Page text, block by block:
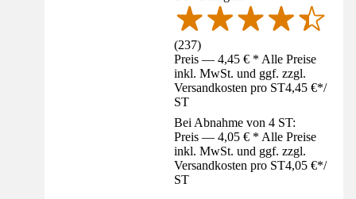
(237)
Preis — 4,45 € * Alle Preise
inkl. MwSt. und ggf. zzgl.
Versandkosten pro ST4,45 €*/
ST
Bei Abnahme von 4 ST:
Preis — 4,05 € * Alle Preise
inkl. MwSt. und ggf. zzgl.
Versandkosten pro ST4,05 €*/
ST